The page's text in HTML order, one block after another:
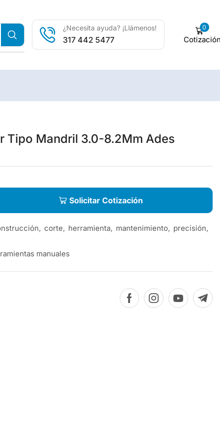
¿Necesita ayuda? ¡Llámenos!
317 442 5477
0
Tipo Mandril 3.0-8.2Mm Ades
Solicitar Cotización
, corte, herramienta, mantenimiento, precisión,
manuales